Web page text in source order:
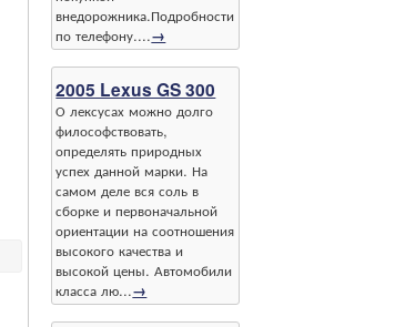
внедорожника.Подробности
по телефону....→
2005 Lexus GS 300
О лексусах можно долго
философствовать,
определять природных
успех данной марки. На
самом деле вся соль в
сборке и первоначальной
ориентации на соотношения
высокого качества и
высокой цены. Автомобили
класса лю...→